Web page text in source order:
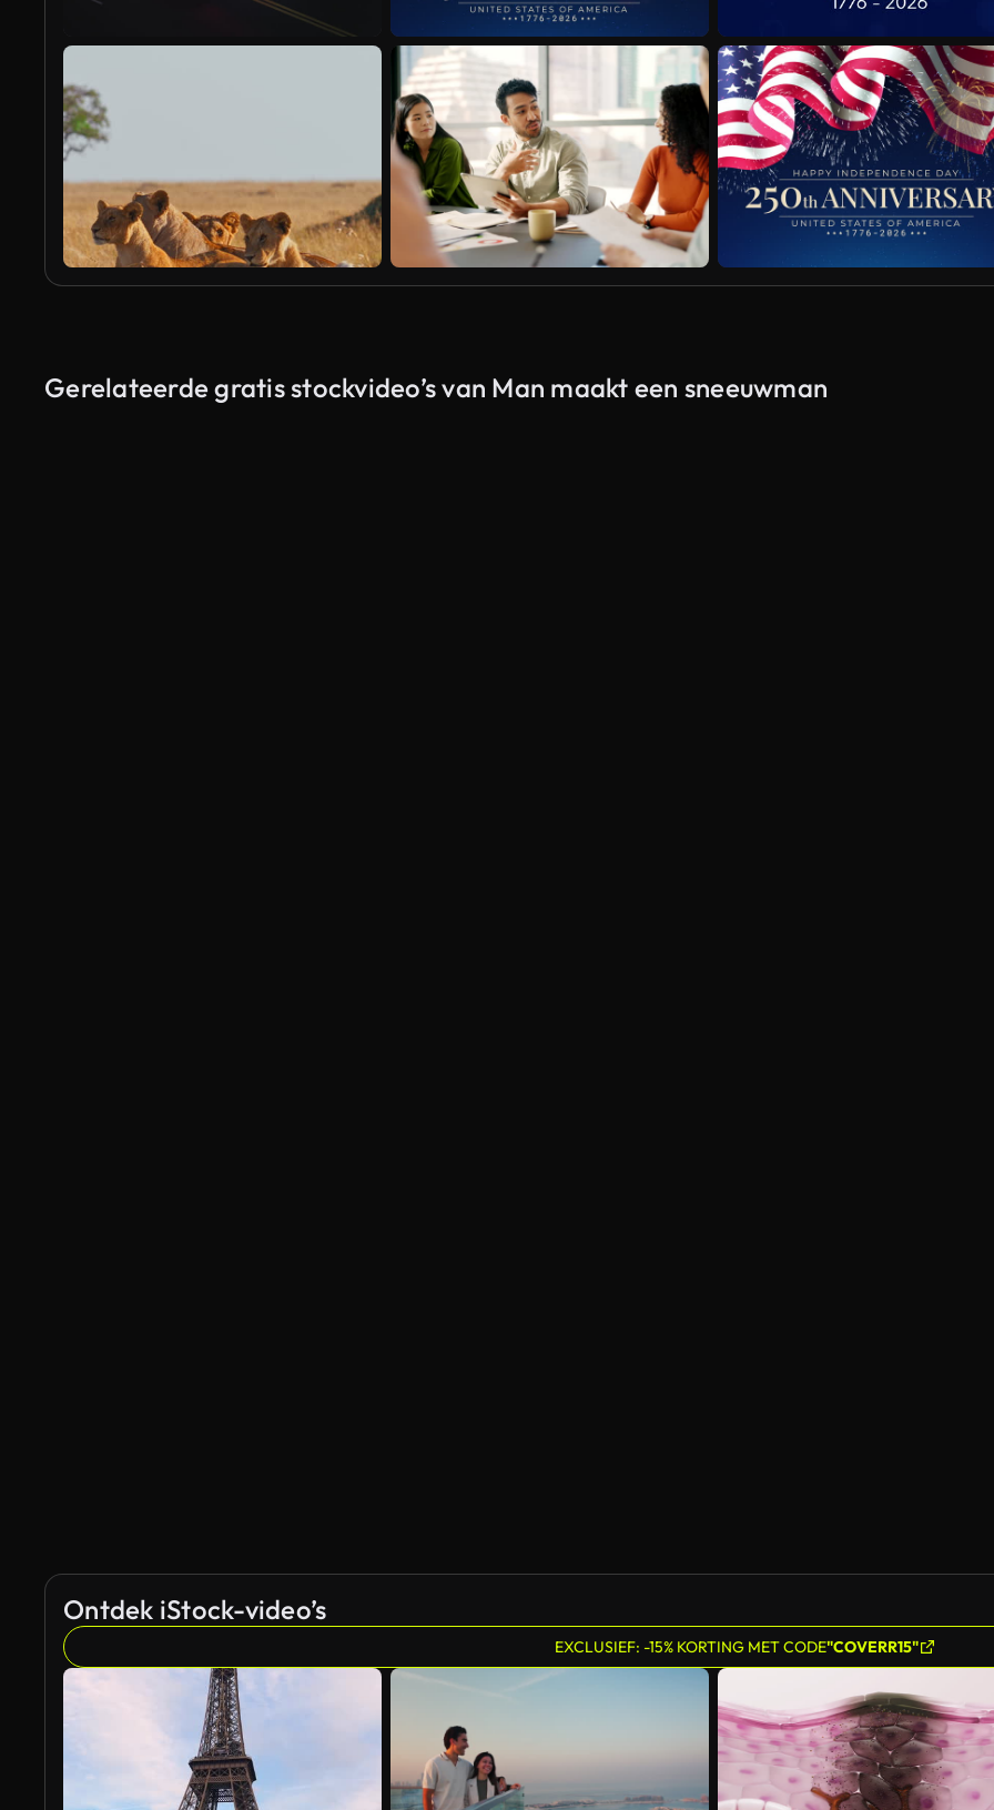
Gerelateerde gratis stockvideo’s van Man maakt een sneeuwman
Ontdek iStock-video’s
EXCLUSIEF: -15% KORTING MET CODE"COVERR15"